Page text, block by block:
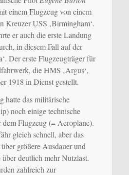
einem Flugzeug von einem
Kreuzer USS ‚Birmingham‘.
er auch die erste Landung
in diesem Fall auf der
Der erste Flugzeugträger für
die HMS ‚Argus‘,
1918 in Dienst gestellt.
hatte das militärische
noch einige technische
dem Flugzeug (= Aeroplane).
gleich schnell, aber das
größere Ausdauer und
deutlich mehr Nutzlast.
zahlreich zur